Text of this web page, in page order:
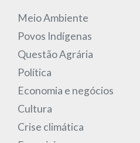
Meio Ambiente
Povos Indígenas
Questão Agrária
Política
Economia e negócios
Cultura
Crise climática